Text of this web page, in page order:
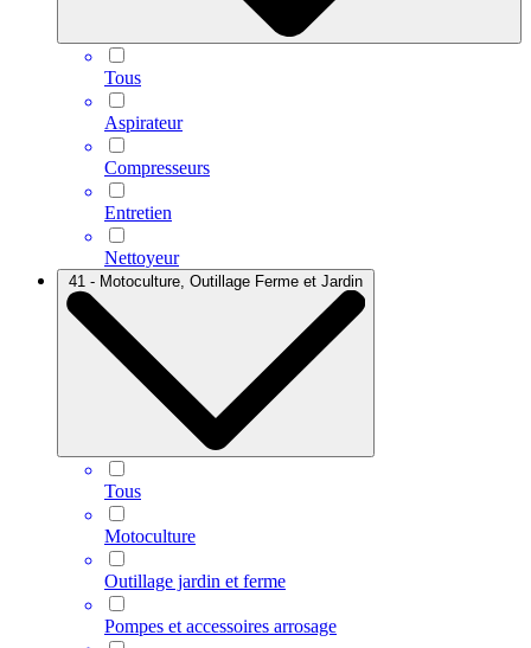
Tous
Aspirateur
Compresseurs
Entretien
Nettoyeur
41 - Motoculture, Outillage Ferme et Jardin
Tous
Motoculture
Outillage jardin et ferme
Pompes et accessoires arrosage